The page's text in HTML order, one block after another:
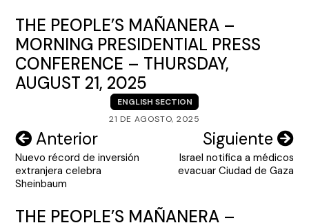
THE PEOPLE’S MAÑANERA –
MORNING PRESIDENTIAL PRESS
CONFERENCE – THURSDAY,
AUGUST 21, 2025
ENGLISH SECTION
21 DE AGOSTO, 2025
Navegación
de
entradas
Anterior
Nuevo récord de inversión
extranjera celebra
Sheinbaum
Siguiente
Israel notifica a médicos
evacuar Ciudad de Gaza
THE PEOPLE’S MAÑANERA –